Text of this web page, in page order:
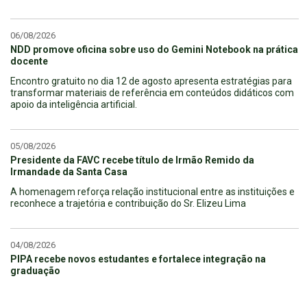
06/08/2026
NDD promove oficina sobre uso do Gemini Notebook na prática
docente
Encontro gratuito no dia 12 de agosto apresenta estratégias para
transformar materiais de referência em conteúdos didáticos com
apoio da inteligência artificial.
05/08/2026
Presidente da FAVC recebe título de Irmão Remido da
Irmandade da Santa Casa
A homenagem reforça relação institucional entre as instituições e
reconhece a trajetória e contribuição do Sr. Elizeu Lima
04/08/2026
PIPA recebe novos estudantes e fortalece integração na
graduação